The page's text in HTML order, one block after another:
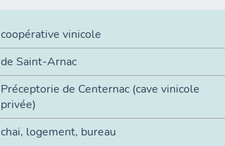
coopérative vinicole
de Saint-Arnac
Préceptorie de Centernac (cave vinicole
privée)
chai, logement, bureau